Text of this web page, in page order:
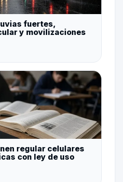
fuertes,
y movilizaciones
regular celulares
con ley de uso